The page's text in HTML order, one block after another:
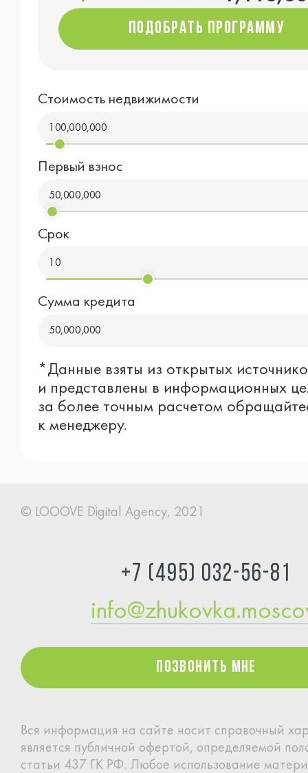
Стоимость недвижимости
100,000,000
Первый взнос
50,000,000
Срок
10
Сумма кредита
50,000,000
подобрать программу
*Данные взяты из открытых
и представлены в информационных
за более точным расчетом
к менеджеру.
© LOOOVE Digital Agency, 2021
Позвонить мне
+7 (495) 032-56-81
Вся информация на сайте носит справочный
является публичной офертой, определяемой
статьи 437 ГК РФ. Любое использование